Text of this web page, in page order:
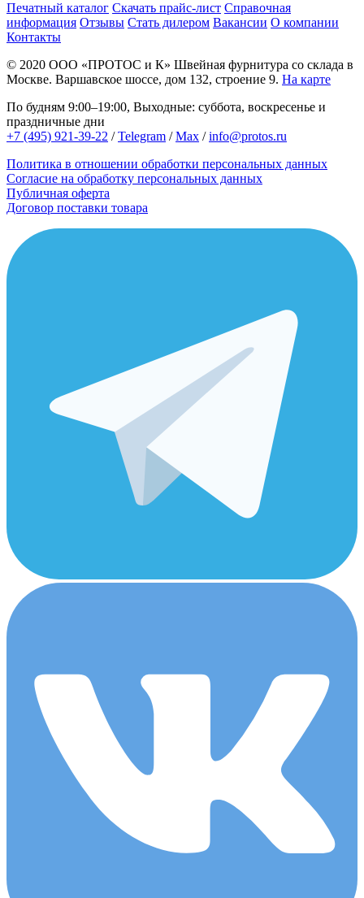
Печатный каталог Скачать прайс-лист Справочная
информация Отзывы Стать дилером Вакансии О компании
Контакты
© 2020 ООО «ПРОТОС и К» Швейная фурнитура со склада в
Москве. Варшавское шоссе, дом 132, строение 9. На карте
По будням 9:00–19:00, Выходные: суббота, воскресенье и
праздничные дни
+7 (495) 921-39-22 /Telegram /Max /info@protos.ru
Политика в отношении обработки персональных данных
Согласие на обработку персональных данных
Публичная оферта
Договор поставки товара